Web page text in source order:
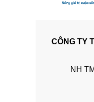
CÔNG TY
NH